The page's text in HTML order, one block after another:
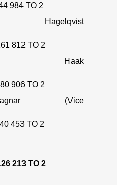
984 TO 2
812 TO 2
Haak
906 TO 2
(Vice
453 TO 2
213 TO 2